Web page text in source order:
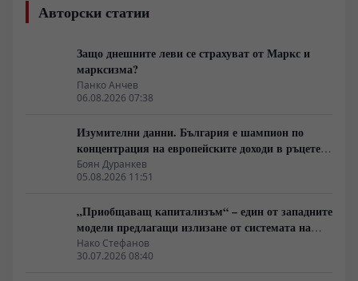
Авторски статии
Защо днешните леви се страхуват от Маркс и
марксизма?
Панко Анчев
06.08.2026 07:38
Изумителни данни. България е шампион по
концентрация на европейските доходи в ръцете
на най-богатия 1%, надминава и САЩ
Боян Дуранкев
05.08.2026 11:51
„Приобщаващ капитализъм“ – един от западните
модели предлагащи излизане от системата на
неолиберализма
Нако Стефанов
30.07.2026 08:40